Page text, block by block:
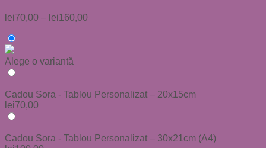
lei70,00 – lei160,00
Alege o variantă
Cadou Sora - Tablou Personalizat – 20x15cm
lei70,00
Cadou Sora - Tablou Personalizat – 30x21cm (A4)